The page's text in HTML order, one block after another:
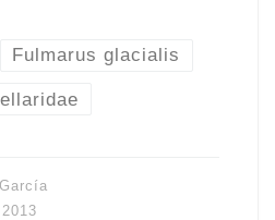
Fulmarus glacialis